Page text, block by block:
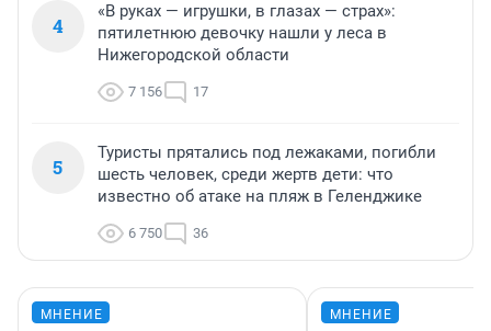
4
«В руках — игрушки, в глазах — страх»:
пятилетнюю девочку нашли у леса в
Нижегородской области
7 156 17
5
Туристы прятались под лежаками, погибли
шесть человек, среди жертв дети: что
известно об атаке на пляж в Геленджике
6 750 36
МНЕНИЕ МНЕНИЕ